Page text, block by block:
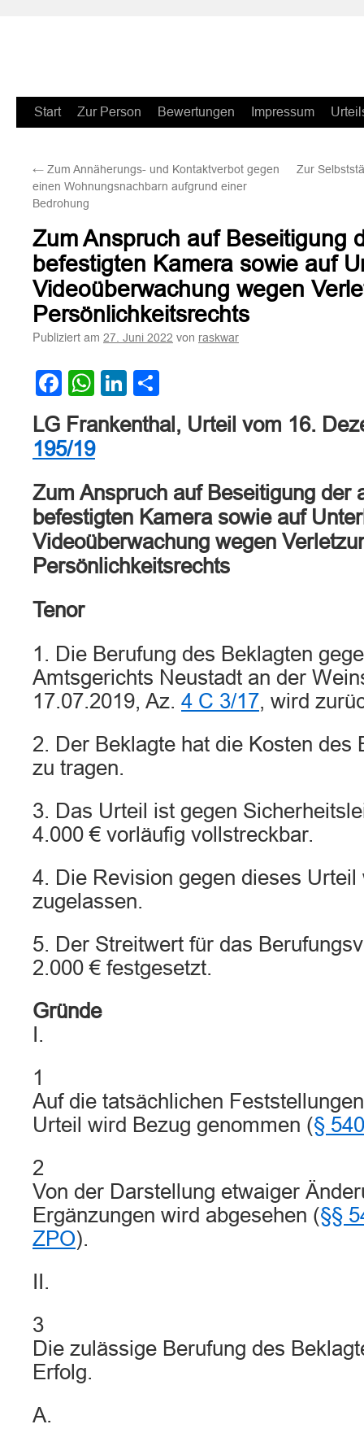
Zum
springen
Start Zur Person Bewertungen Impressum
← Zum Annäherungs- und Kontaktverbot gegen
einen Wohnungsnachbarn aufgrund einer
Bedrohung
Zur
Zum Anspruch auf Beseitigung
befestigten Kamera sowie auf
Videoüberwachung wegen
Persönlichkeitsrechts
Publiziert am 27. Juni 2022 von raskwar
Facebook
WhatsApp
LinkedIn
LG Frankenthal, Urteil vom 16.
195/19
Zum Anspruch auf Beseitigung der
befestigten Kamera sowie auf
Videoüberwachung wegen
Persönlichkeitsrechts
Tenor
1. Die Berufung des Beklagten
Amtsgerichts Neustadt an der
17.07.2019, Az. 4 C 3/17, wird
2. Der Beklagte hat die Kosten des
zu tragen.
3. Das Urteil ist gegen
4.000 € vorläufig vollstreckbar.
4. Die Revision gegen dieses Urteil
zugelassen.
5. Der Streitwert für das
2.000 € festgesetzt.
Gründe
I.
1
Auf die tatsächlichen
Urteil wird Bezug genommen (§
2
Von der Darstellung etwaiger
Ergänzungen wird abgesehen (§§
ZPO).
II.
3
Die zulässige Berufung des
Erfolg.
A.